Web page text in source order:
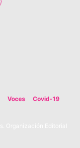
Voces Covid-19